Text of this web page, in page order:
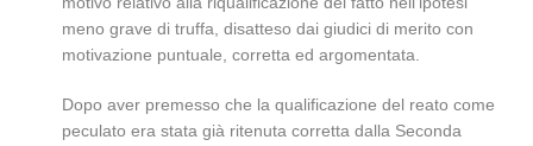
meno grave di truffa, disatteso dai giudici di merito con
motivazione puntuale, corretta ed argomentata.
Dopo aver premesso che la qualificazione del reato come
peculato era stata già ritenuta corretta dalla Seconda